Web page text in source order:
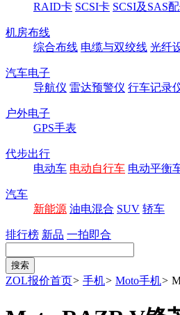
RAID卡 SCSI卡 SCSI及SAS
机房布线
综合布线 电缆与双绞线 光纤
汽车电子
导航仪 雷达预警仪 行车记录
户外电子
GPS手表
代步出行
电动车 电动自行车 电动平衡
汽车
新能源 油电混合 SUV 轿车
排行榜 新品 一拍即合
ZOL报价首页> 手机> Moto手机>